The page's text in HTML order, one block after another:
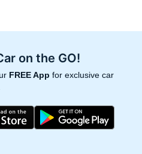
on the GO!
FREE App for exclusive car